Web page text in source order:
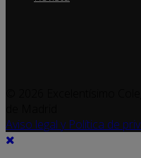
Aviso legal y Política de